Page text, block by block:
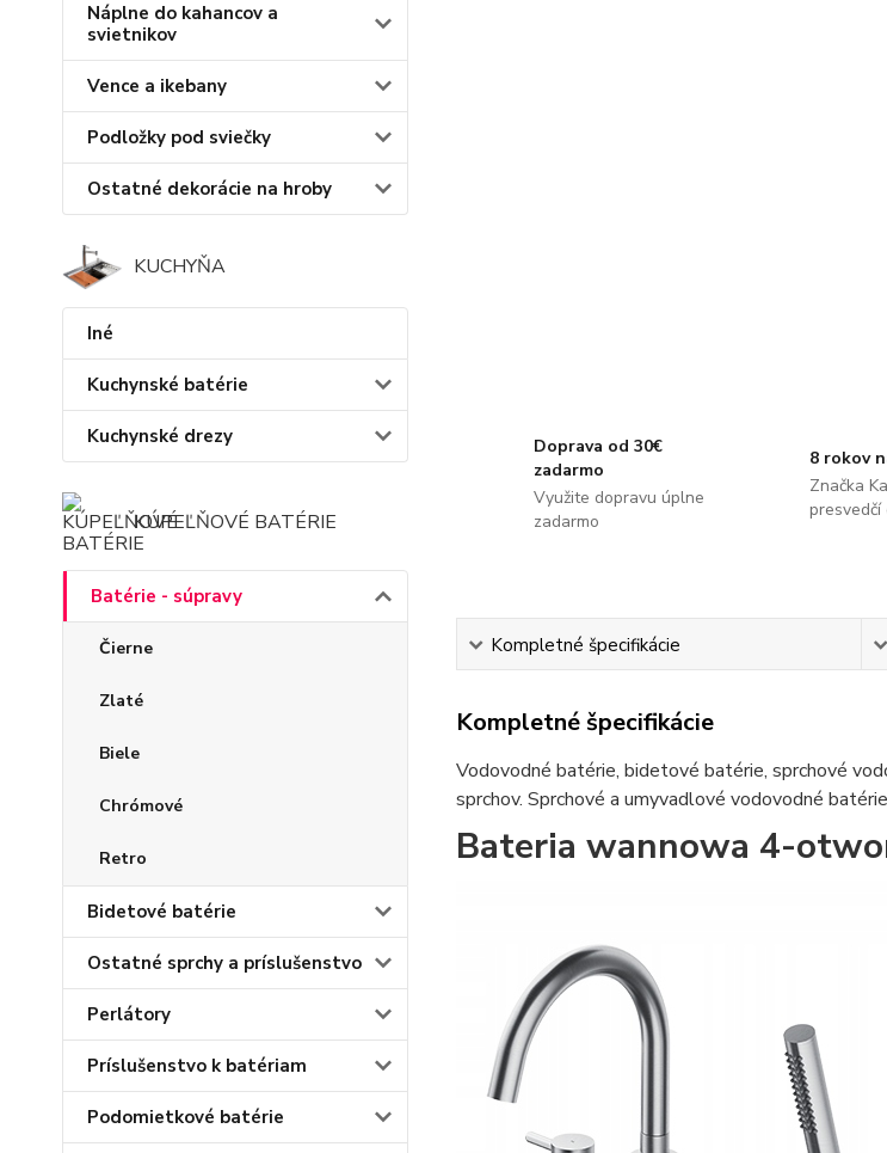
Náplne do kahancov a
svietnikov
Vence a ikebany
Podložky pod sviečky
Ostatné dekorácie na hroby
KUCHYŇA
Iné
Kuchynské batérie
Kuchynské drezy
KÚPEĽŇOVÉ BATÉRIE
Batérie - súpravy
Čierne
Zlaté
Biele
Chrómové
Retro
Bidetové batérie
Ostatné sprchy a príslušenstvo
Perlátory
Príslušenstvo k batériam
Podomietkové batérie
Doprava od 30€
zadarmo
Využite dopravu úplne
zadarmo
8 rokov
Značka
Kompletné špecifikácie
Kompletné špecifikácie
Vodovodné batérie, bidetové batérie, sprchové
sprchov. Sprchové a umyvadlové vodovodné
Bateria wannowa 4-